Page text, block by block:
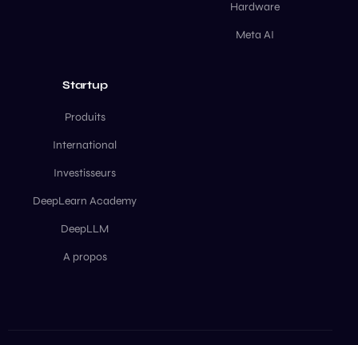
Hardware
Meta AI
Startup
Produits
International
Investisseurs
DeepLearn Academy
DeepLLM
A propos